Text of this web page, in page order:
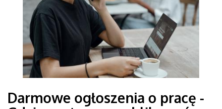
Darmowe ogłoszenia o pracę -